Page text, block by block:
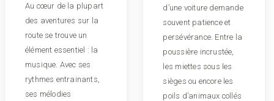
Au cœur de la plupart
des aventures sur la
route se trouve un
élément essentiel : la
musique. Avec ses
rythmes entrainants,
ses mélodies
d’une voiture demande
souvent patience et
persévérance. Entre la
poussière incrustée,
les miettes sous les
sièges ou encore les
poils d’animaux collés